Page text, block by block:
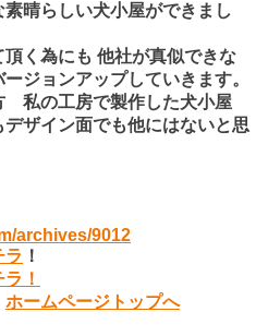
晴らしい犬小屋ができまし
く為にも 他社が真似できな
ジョンアップしていきます。
私の工房で製作した犬小屋
ザイン面でも他にはないと思
archives/9012
ラ ！
！
ホームページトップへ